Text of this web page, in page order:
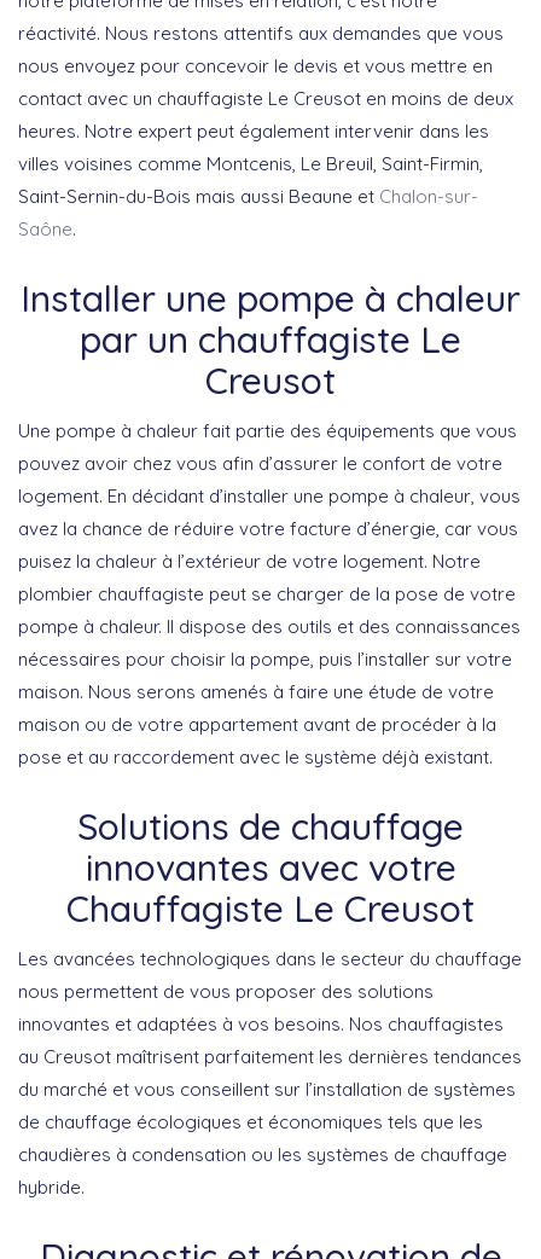
réactivité. Nous restons attentifs aux demandes que vous
nous envoyez pour concevoir le devis et vous mettre en
contact avec un chauffagiste Le Creusot en moins de deux
heures. Notre expert peut également intervenir dans les
villes voisines comme Montcenis, Le Breuil, Saint-Firmin,
Saint-Sernin-du-Bois mais aussi Beaune et Chalon-sur-
Saône.
Installer une pompe à chaleur
par un chauffagiste Le
Creusot
Une pompe à chaleur fait partie des équipements que vous
pouvez avoir chez vous afin d’assurer le confort de votre
logement. En décidant d’installer une pompe à chaleur, vous
avez la chance de réduire votre facture d’énergie, car vous
puisez la chaleur à l’extérieur de votre logement. Notre
plombier chauffagiste peut se charger de la pose de votre
pompe à chaleur. Il dispose des outils et des connaissances
nécessaires pour choisir la pompe, puis l’installer sur votre
maison. Nous serons amenés à faire une étude de votre
maison ou de votre appartement avant de procéder à la
pose et au raccordement avec le système déjà existant.
Solutions de chauffage
innovantes avec votre
Chauffagiste Le Creusot
Les avancées technologiques dans le secteur du chauffage
nous permettent de vous proposer des solutions
innovantes et adaptées à vos besoins. Nos chauffagistes
au Creusot maîtrisent parfaitement les dernières tendances
du marché et vous conseillent sur l’installation de systèmes
de chauffage écologiques et économiques tels que les
chaudières à condensation ou les systèmes de chauffage
hybride.